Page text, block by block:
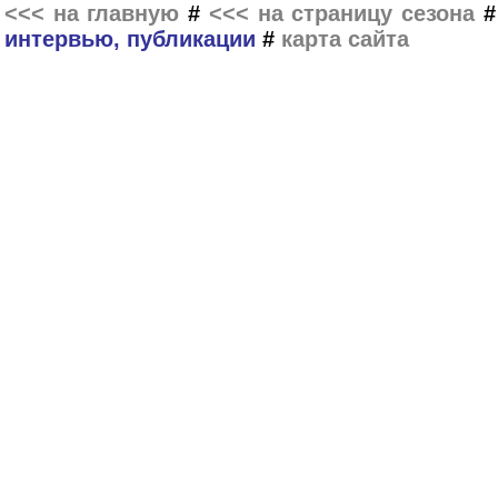
<<< на главную # <<< на страницу сезона
интервью, публикации # карта сайта